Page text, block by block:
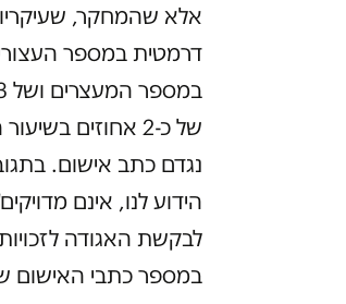
אלא שהמחקר,
של כ-2 אחוזים
נגדם כתב אישום.
הידוע לנו, אינם
במספר כתבי האישום שהוגשו